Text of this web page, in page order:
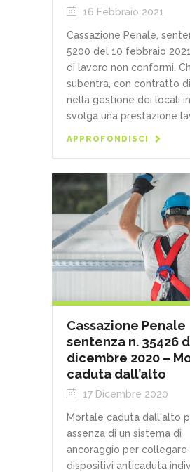
16 Febbraio 2021
Cassazione Penale,
5200 del 10 febbraio
di lavoro non conformi.
subentra, con contratto
nella gestione dei locali
svolga una prestazione
APPROFONDISCI
Cassazione Penale
sentenza n. 35426
dicembre 2020 –
caduta dall’alto
17 Dicembre 2020
Mortale caduta dall'alto
assenza di un sistema di
ancoraggio per collegare
dispositivi anticaduta